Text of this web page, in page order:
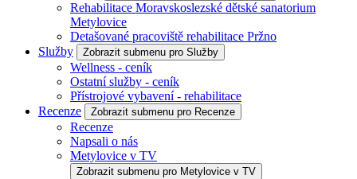
Rehabilitace Moravskoslezské dětské sanatorium
Metylovice
Detašované pracoviště rehabilitace Pržno
Služby
Zobrazit submenu pro Služby
Wellness - ceník
Ostatní služby - ceník
Přístrojové vybavení - rehabilitace
Recenze
Zobrazit submenu pro Recenze
Recenze
Napsali o nás
Metylovice v TV
Zobrazit submenu pro Metylovice v TV